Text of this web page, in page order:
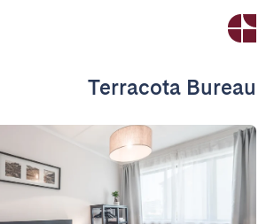
Terracota Bureau